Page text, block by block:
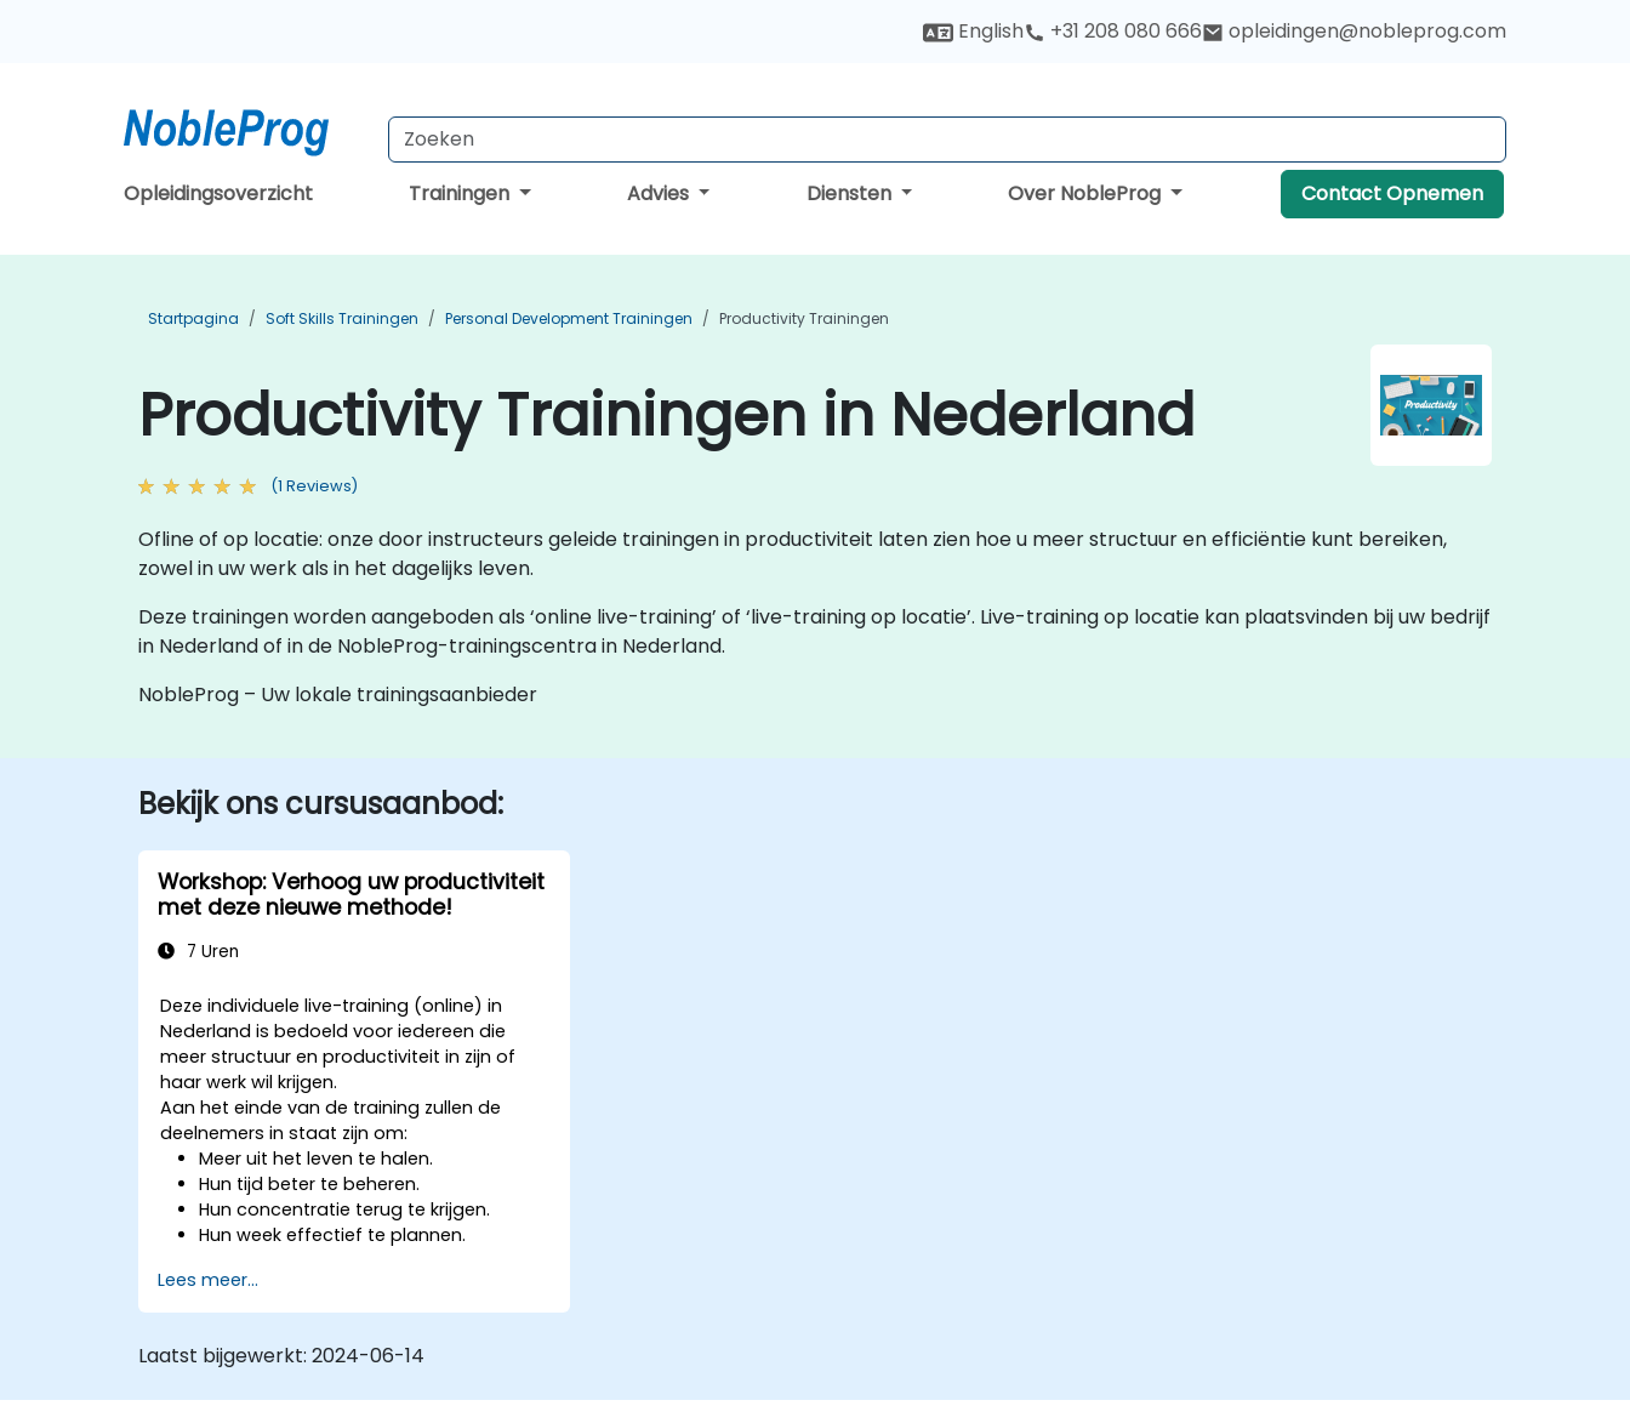
English +31 208 080 666 opleidingen@nobleprog.com
Opleidingsoverzicht Trainingen Advies Diensten Over NobleProg Contact Opnemen
Startpagina Soft Skills Trainingen Personal Development Trainingen Productivity Trainingen
Productivity Trainingen in Nederland
(1 Reviews)
Ofline of op locatie: onze door instructeurs geleide trainingen in productiviteit laten zien hoe u meer structuur en efficiëntie kunt bereiken,
zowel in uw werk als in het dagelijks leven.
Deze trainingen worden aangeboden als ‘online live-training’ of ‘live-training op locatie’. Live-training op locatie kan plaatsvinden bij uw bedrijf
in Nederland of in de NobleProg-trainingscentra in Nederland.
NobleProg – Uw lokale trainingsaanbieder
Bekijk ons cursusaanbod:
Workshop: Verhoog uw productiviteit
met deze nieuwe methode!
7 Uren
Deze individuele live-training (online) in
Nederland is bedoeld voor iedereen die
meer structuur en productiviteit in zijn of
haar werk wil krijgen.
Aan het einde van de training zullen de
deelnemers in staat zijn om:
Meer uit het leven te halen.
Hun tijd beter te beheren.
Hun concentratie terug te krijgen.
Hun week effectief te plannen.
Lees meer...
Laatst bijgewerkt: 2024-06-14